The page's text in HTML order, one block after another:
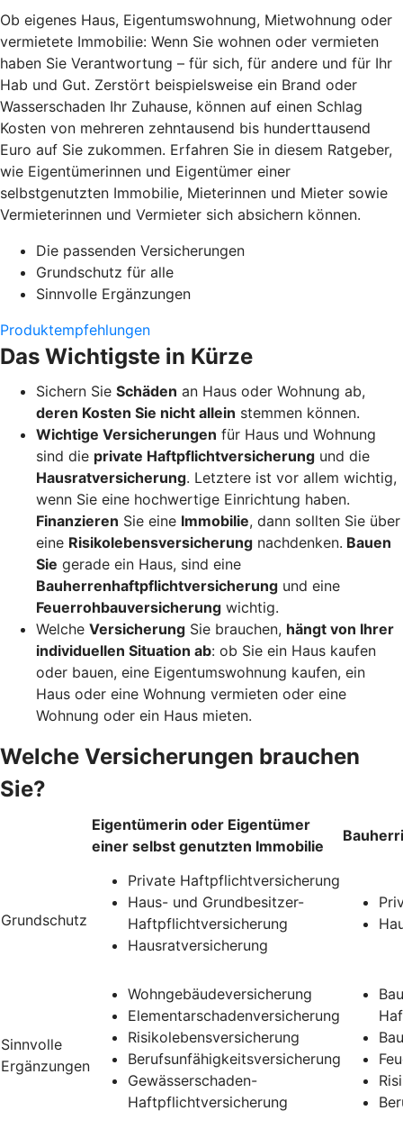
Ob eigenes Haus, Eigentumswohnung, Mietwohnung oder
vermietete Immobilie: Wenn Sie wohnen oder vermieten
haben Sie Verantwortung – für sich, für andere und für Ihr
Hab und Gut. Zerstört beispielsweise ein Brand oder
Wasserschaden Ihr Zuhause, können auf einen Schlag
Kosten von mehreren zehntausend bis hunderttausend
Euro auf Sie zukommen. Erfahren Sie in diesem Ratgeber,
wie Eigentümerinnen und Eigentümer einer
selbstgenutzten Immobilie, Mieterinnen und Mieter sowie
Vermieterinnen und Vermieter sich absichern können.
Die passenden Versicherungen
Grundschutz für alle
Sinnvolle Ergänzungen
Produktempfehlungen
Das Wichtigste in Kürze
Sichern Sie Schäden an Haus oder Wohnung ab,
deren Kosten Sie nicht allein stemmen können.
Wichtige Versicherungen für Haus und Wohnung
sind die private Haftpflichtversicherung und die
Hausratversicherung. Letztere ist vor allem wichtig,
wenn Sie eine hochwertige Einrichtung haben.
Finanzieren Sie eine Immobilie, dann sollten Sie über
eine Risikolebensversicherung nachdenken. Bauen
Sie gerade ein Haus, sind eine
Bauherrenhaftpflichtversicherung und eine
Feuerrohbauversicherung wichtig.
Welche Versicherung Sie brauchen, hängt von Ihrer
individuellen Situation ab: ob Sie ein Haus kaufen
oder bauen, eine Eigentumswohnung kaufen, ein
Haus oder eine Wohnung vermieten oder eine
Wohnung oder ein Haus mieten.
Welche Versicherungen brauchen
Sie?
Eigentümerin oder Eigentümer
einer selbst genutzten Immobilie
Grundschutz
Private Haftpflichtversicherung
Haus- und Grundbesitzer-
Haftpflichtversicherung
Hausratversicherung
Sinnvolle
Ergänzungen
Wohngebäudeversicherung
Elementarschadenversicherung
Risikolebensversicherung
Berufsunfähigkeitsversicherung
Gewässerschaden-
Haftpflichtversicherung